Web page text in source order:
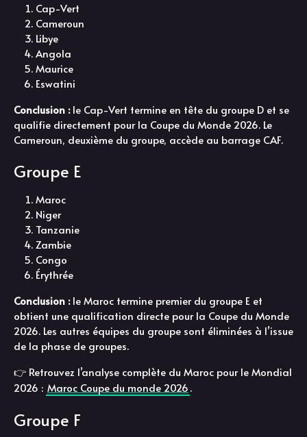
Cap-Vert
Cameroun
Libye
Angola
Maurice
Eswatini
Conclusion :le Cap-Vert termine en tête du groupe D et se
qualifie directement pour la Coupe du Monde 2026. Le
Cameroun, deuxième du groupe, accède au barrage CAF.
Groupe E
Maroc
Niger
Tanzanie
Zambie
Congo
Érythrée
Conclusion :le Maroc termine premier du groupe E et
obtient une qualification directe pour la Coupe du Monde
2026. Les autres équipes du groupe sont éliminées à l’issue
de la phase de groupes.
👉 Retrouvez l’analyse complète du Maroc pour le Mondial
2026 : Maroc Coupe du monde 2026.
Groupe F